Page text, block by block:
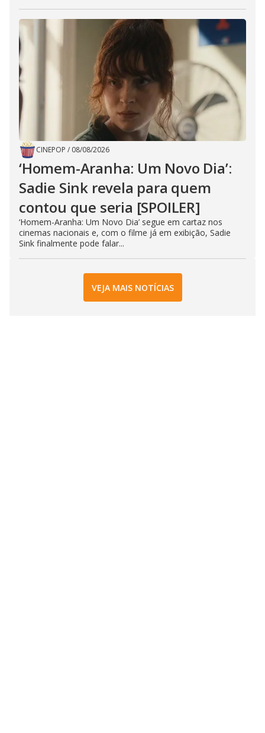
CINEPOP / 08/08/2026
‘Homem-Aranha: Um Novo Dia’:
Sadie Sink revela para quem
contou que seria [SPOILER]
‘Homem-Aranha: Um Novo Dia’ segue em cartaz nos
cinemas nacionais e, com o filme já em exibição, Sadie
Sink finalmente pode falar...
VEJA MAIS NOTÍCIAS